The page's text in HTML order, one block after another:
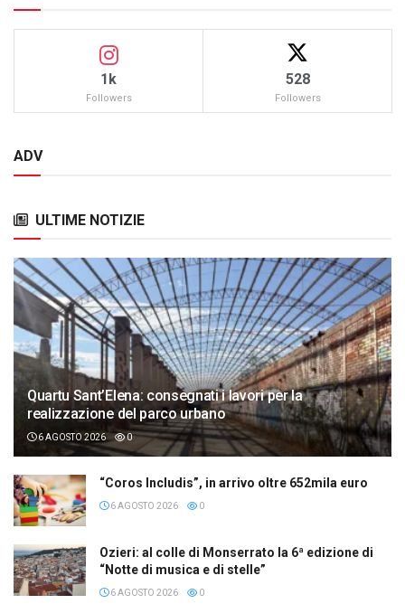
1k
Followers
528
Followers
ADV
ULTIME NOTIZIE
Quartu Sant’Elena: consegnati i lavori per la
realizzazione del parco urbano
6 AGOSTO 2026 0
“Coros Includis”, in arrivo oltre 652mila euro
6 AGOSTO 2026 0
Ozieri: al colle di Monserrato la 6ª edizione di
“Notte di musica e di stelle”
6 AGOSTO 2026 0